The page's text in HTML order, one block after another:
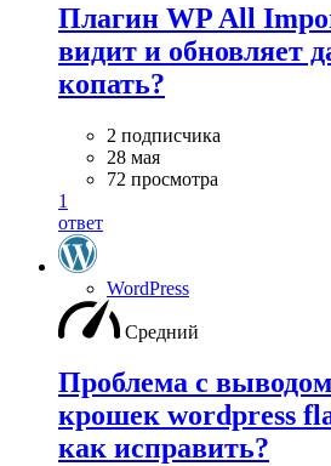
Плагин WP All
видит и обновляет
копать?
2 подписчика
28 мая
72 просмотра
1
ответ
WordPress
Средний
Проблема с
крошек wordpress
как исправить?